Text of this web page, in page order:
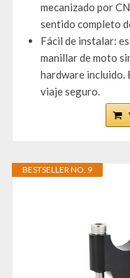
mecanizado por
sentido completo
Fácil de instalar:
manillar de moto
hardware incluido.
viaje seguro.
BESTSELLER NO. 9